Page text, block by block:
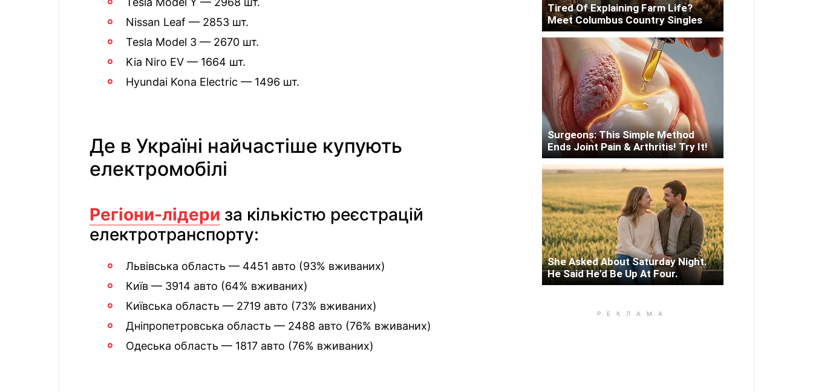
Nissan Leaf — 2853 шт.
Tesla Model 3 — 2670 шт.
Kia Niro EV — 1664 шт.
Hyundai Kona Electric — 1496 шт.
Де в Україні найчастіше купують
електромобілі
Регіони-лідери за кількістю реєстрацій
електротранспорту:
Львівська область — 4451 авто (93% вживаних)
Київ — 3914 авто (64% вживаних)
Київська область — 2719 авто (73% вживаних)
Дніпропетровська область — 2488 авто (76% вживаних)
Одеська область — 1817 авто (76% вживаних)
Tired Of Explaining Farm Life?
Meet Columbus Country Singles
Surgeons: This Simple Method
Ends Joint Pain & Arthritis! Try It!
She Asked About Saturday Night.
He Said He'd Be Up At Four.